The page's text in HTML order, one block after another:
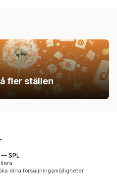
fler ställen
SPL
dina försäljningsmöjligheter